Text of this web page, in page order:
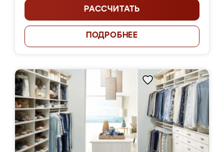
РАССЧИТАТЬ
ПОДРОБНЕЕ